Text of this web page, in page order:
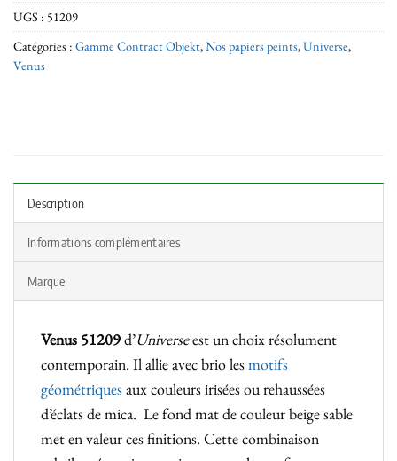
UGS : 51209
Catégories : Gamme Contract Objekt,Nos papiers peints,Universe,
Venus
Description
Informations complémentaires
Marque
Venus 51209d’Universeest un choix résolument
contemporain. Il allie avec brio les motifs
géométriquesaux couleurs irisées ou rehaussées
d’éclats de mica. Le fond mat de couleur beige sable
met en valeur ces finitions. Cette combinaison